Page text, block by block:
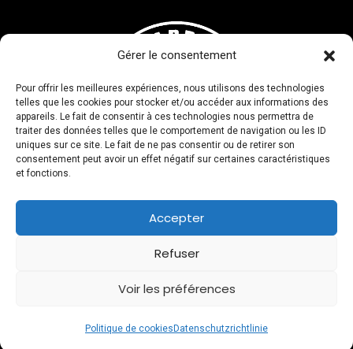
Gérer le consentement
Pour offrir les meilleures expériences, nous utilisons des technologies
telles que les cookies pour stocker et/ou accéder aux informations des
appareils. Le fait de consentir à ces technologies nous permettra de
traiter des données telles que le comportement de navigation ou les ID
uniques sur ce site. Le fait de ne pas consentir ou de retirer son
consentement peut avoir un effet négatif sur certaines caractéristiques
et fonctions.
Accepter
Refuser
Voir les préférences
Politique de cookies Datenschutzrichtlinie
Allgemeine Verkaufsbedingungen